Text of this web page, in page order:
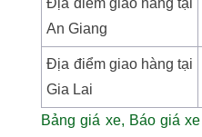
Địa điểm giao hàng tại
An Giang
Địa điểm giao hàng tại
Gia Lai
Bảng giá xe, Báo giá xe